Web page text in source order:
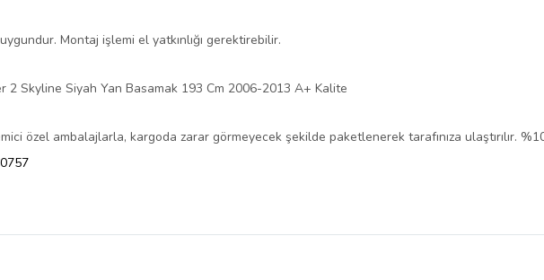
Montaj işlemi el yatkınlığı gerektirebilir.
2 Skyline Siyah Yan Basamak 193 Cm 2006-2013 A+ Kalite
özel ambalajlarla, kargoda zarar görmeyecek şekilde paketlenerek tarafınıza ulaştırılır.